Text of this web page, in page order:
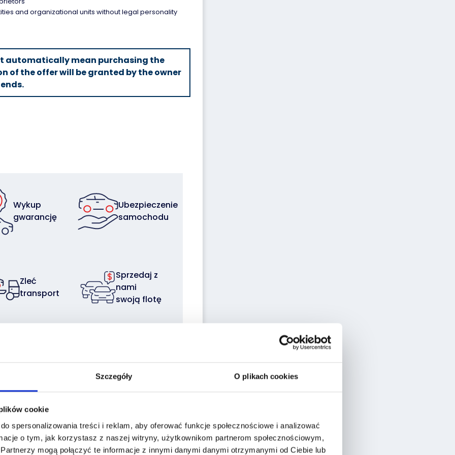
Szczegóły O plikach cookies
cookie
spersonalizowania treści i reklam, aby oferować funkcje społecznościowe i analizować
o tym, jak korzystasz z naszej witryny, użytkownikom partnerom społecznościowym,
Partnerzy mogą połączyć te informacje z innymi danymi danymi otrzymanymi od Ciebie lub
and organizational units without legal personality
automatically mean purchasing the
of the offer will be granted by the owner
Wykup
gwarancję
Ubezpieczenie
samochodu
Zleć
transport
Sprzedaj z
nami
swoją flotę
Localization: